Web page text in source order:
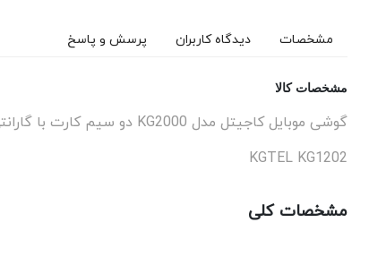
مشخصات دیدگاه کاربران پرسش و پاسخ
مشخصات کالا
گوشی موبایل کاجیتل مدل KG2000 دو سیم‌ کارت با گارانتی و کد ریجستری
KGTEL KG1202
مشخصات کلی